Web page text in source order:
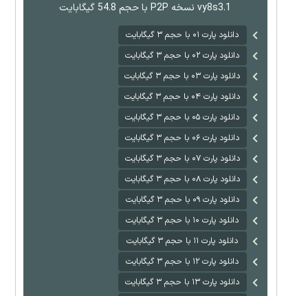
vy8s3.1 نسخه P2P با حجم 54.8 گیگابایت
دانلود پارت ۰۱ با حجم ۳ گیگابایت
دانلود پارت ۰۲ با حجم ۳ گیگابایت
دانلود پارت ۰۳ با حجم ۳ گیگابایت
دانلود پارت ۰۴ با حجم ۳ گیگابایت
دانلود پارت ۰۵ با حجم ۳ گیگابایت
دانلود پارت ۰۶ با حجم ۳ گیگابایت
دانلود پارت ۰۷ با حجم ۳ گیگابایت
دانلود پارت ۰۸ با حجم ۳ گیگابایت
دانلود پارت ۰۹ با حجم ۳ گیگابایت
دانلود پارت ۱۰ با حجم ۳ گیگابایت
دانلود پارت ۱۱ با حجم ۳ گیگابایت
دانلود پارت ۱۲ با حجم ۳ گیگابایت
دانلود پارت ۱۳ با حجم ۳ گیگابایت